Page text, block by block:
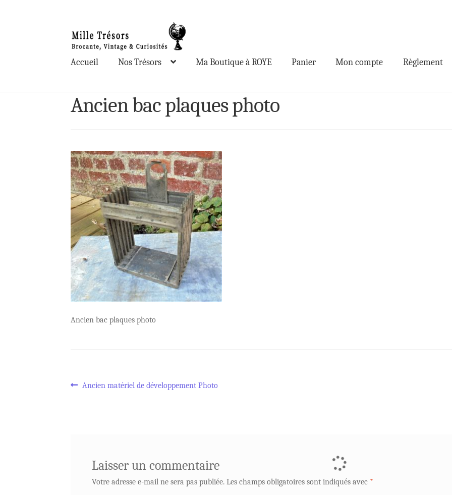
à
la
navigation
au
contenu
Accueil Nos Trésors Ma Boutique à ROYE Panier Mon compte Règlement
Ancien bac plaques photo
Ancien bac plaques photo
Navigation
Article
Ancien matériel de développement Photo
Laisser un commentaire
Votre adresse e-mail ne sera pas publiée. Les champs obligatoires sont indiqués avec *